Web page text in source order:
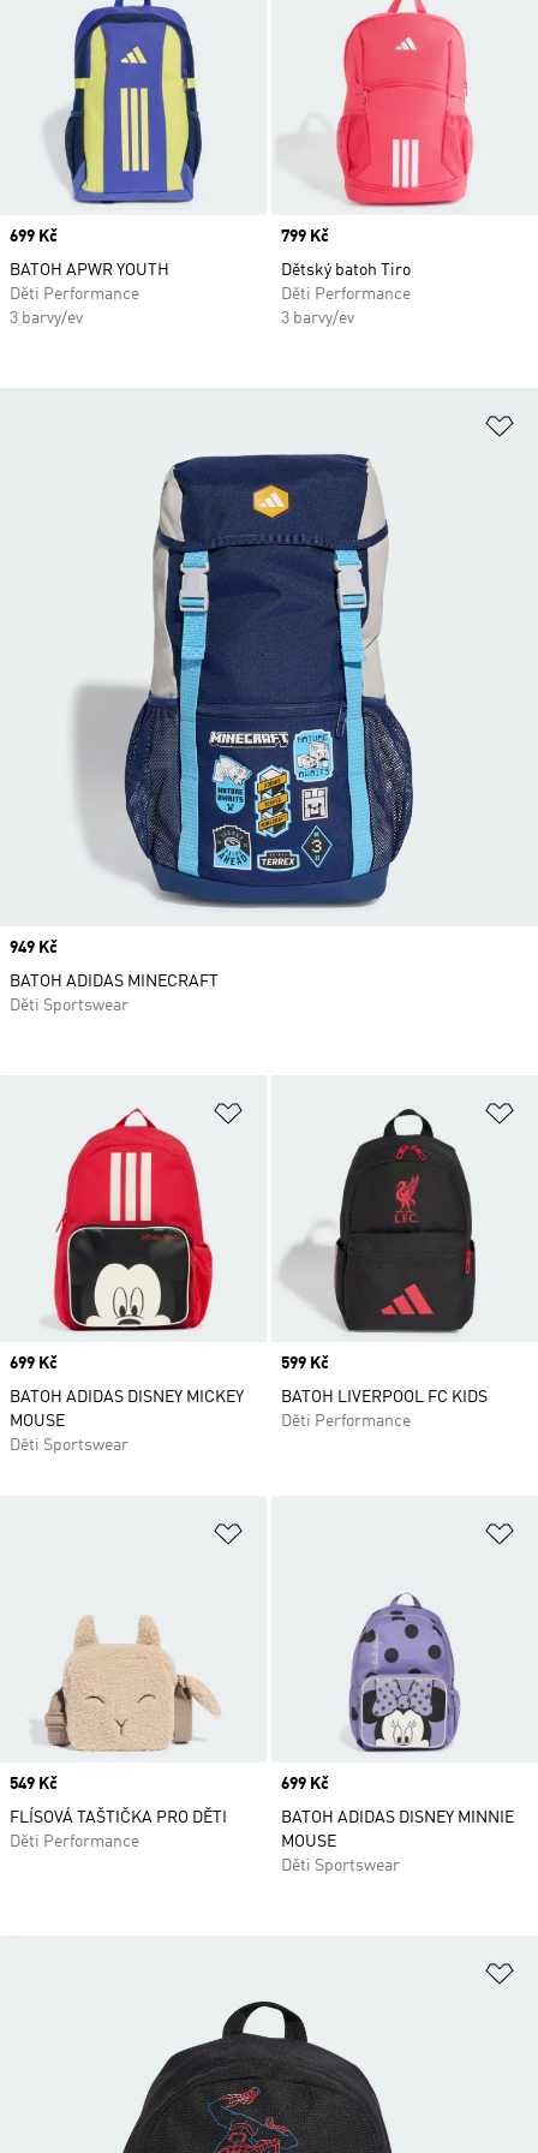
Price
699 Kč
BATOH APWR YOUTH
Děti Performance
3 barvy/ev
Price
799 Kč
Dětský batoh Tiro
Děti Performance
3 barvy/ev
Přidat do seznamu přání
Price
699 Kč
BATOH ADIDAS DISNEY MICKEY
MOUSE
Děti Sportswear
Price
599 Kč
BATOH LIVERPOOL FC KIDS
Děti Performance
Price
549 Kč
FLÍSOVÁ TAŠTIČKA PRO DĚTI
Děti Performance
Price
699 Kč
BATOH ADIDAS DISNEY MINNIE
MOUSE
Děti Sportswear
Price
949 Kč
BATOH ADIDAS MINECRAFT
Děti Sportswear